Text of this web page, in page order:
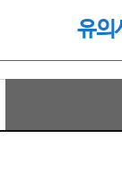
유의